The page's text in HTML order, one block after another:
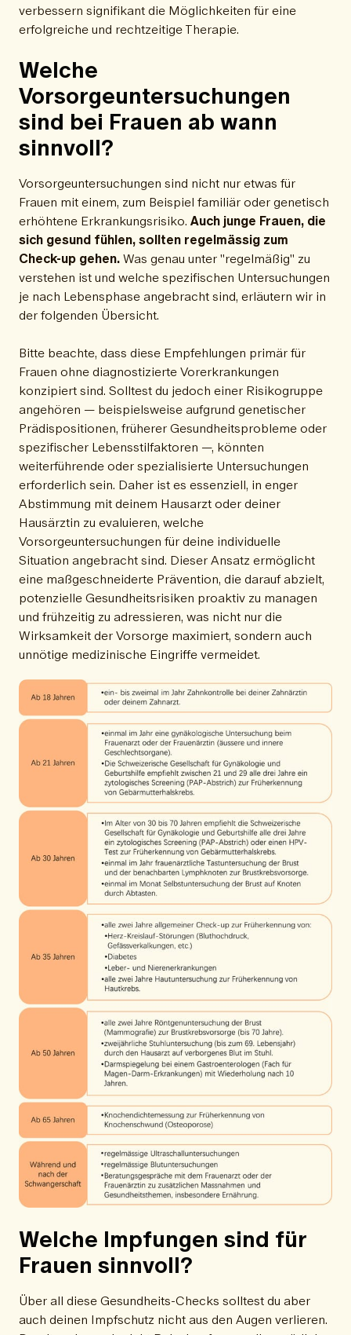
verbessern signifikant die Möglichkeiten für eine
erfolgreiche und rechtzeitige Therapie.
Welche
Vorsorgeuntersuchungen
sind bei Frauen ab wann
sinnvoll?
Vorsorgeuntersuchungen sind nicht nur etwas für
Frauen mit einem, zum Beispiel familiär oder genetisch
erhöhtene Erkrankungsrisiko. Auch junge Frauen, die
sich gesund fühlen, sollten regelmässig zum
Check-up gehen.Was genau unter "regelmäßig" zu
verstehen ist und welche spezifischen Untersuchungen
je nach Lebensphase angebracht sind, erläutern wir in
der folgenden Übersicht.
Bitte beachte, dass diese Empfehlungen primär für
Frauen ohne diagnostizierte Vorerkrankungen
konzipiert sind. Solltest du jedoch einer Risikogruppe
angehören — beispielsweise aufgrund genetischer
Prädispositionen, früherer Gesundheitsprobleme oder
spezifischer Lebensstilfaktoren —, könnten
weiterführende oder spezialisierte Untersuchungen
erforderlich sein. Daher ist es essenziell, in enger
Abstimmung mit deinem Hausarzt oder deiner
Hausärztin zu evaluieren, welche
Vorsorgeuntersuchungen für deine individuelle
Situation angebracht sind. Dieser Ansatz ermöglicht
eine maßgeschneiderte Prävention, die darauf abzielt,
potenzielle Gesundheitsrisiken proaktiv zu managen
und frühzeitig zu adressieren, was nicht nur die
Wirksamkeit der Vorsorge maximiert, sondern auch
unnötige medizinische Eingriffe vermeidet.
Welche Impfungen sind für
Frauen sinnvoll?
Über all diese Gesundheits-Checks solltest du aber
auch deinen Impfschutz nicht aus den Augen verlieren.